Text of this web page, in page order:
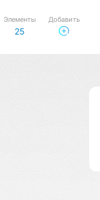
Элементы
25
Добавить